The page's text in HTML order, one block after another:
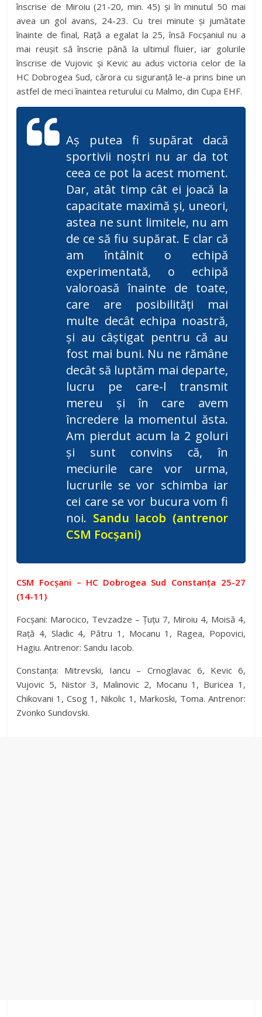
înscrise de Miroiu (21-20, min. 45) și în minutul 50 mai
avea un gol avans, 24-23. Cu trei minute și jumătate
înainte de final, Rață a egalat la 25, însă Focșaniul nu a
mai reușit să înscrie până la ultimul fluier, iar golurile
înscrise de Vujovic și Kevic au adus victoria celor de la
HC Dobrogea Sud, cărora cu siguranță le-a prins bine un
astfel de meci înaintea returului cu Malmo, din Cupa EHF.
Aș putea fi supărat dacă
sportivii noștri nu ar da tot
ceea ce pot la acest moment.
Dar, atât timp cât ei joacă la
capacitate maximă și, uneori,
astea ne sunt limitele, nu am
de ce să fiu supărat. E clar că
am întâlnit o echipă
experimentată, o echipă
valoroasă înainte de toate,
care are posibilități mai
multe decât echipa noastră,
și au câștigat pentru că au
fost mai buni. Nu ne rămâne
decât să luptăm mai departe,
lucru pe care-l transmit
mereu și în care avem
încredere la momentul ăsta.
Am pierdut acum la 2 goluri
și sunt convins că, în
meciurile care vor urma,
lucrurile se vor schimba iar
cei care se vor bucura vom fi
noi. Sandu Iacob (antrenor
CSM Focșani)
CSM Focșani – HC Dobrogea Sud Constanța 25-27
(14-11)
Focșani: Marocico, Tevzadze – Țuțu 7, Miroiu 4, Moisă 4,
Rață 4, Sladic 4, Pătru 1, Mocanu 1, Ragea, Popovici,
Hagiu. Antrenor: Sandu Iacob.
Constanța: Mitrevski, Iancu – Crnoglavac 6, Kevic 6,
Vujovic 5, Nistor 3, Malinovic 2, Mocanu 1, Buricea 1,
Chikovani 1, Csog 1, Nikolic 1, Markoski, Toma. Antrenor:
Zvonko Sundovski.